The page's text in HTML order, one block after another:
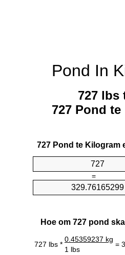
Pond In
727 lbs
727 Pond
727 Pond te Kilogram
=
Hoe om 727 pond
727 lbs *
0.45359237 kg
=
1 lbs